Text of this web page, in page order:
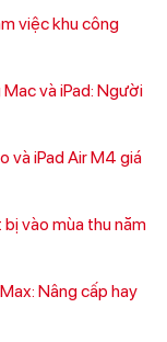
việc khu công
và iPad: Người
và iPad Air M4 giá
vào mùa thu năm
Nâng cấp hay